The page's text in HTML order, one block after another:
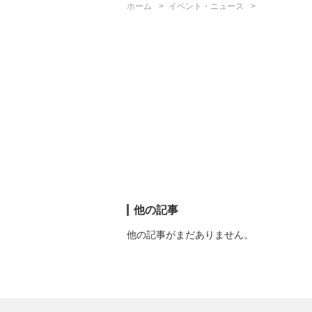
ホーム イベント・ニュース
他の記事
他の記事がまだありません。